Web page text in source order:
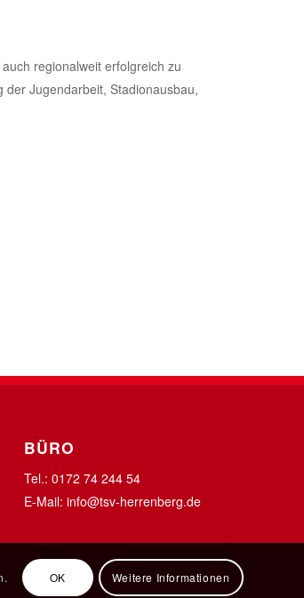
regionalweit erfolgreich zu
Jugendarbeit, Stadionausbau,
BÜRO
Tel.: 0172 74 244 54
E-Mail: info@tsv-herrenberg.de
OK Weitere Informationen